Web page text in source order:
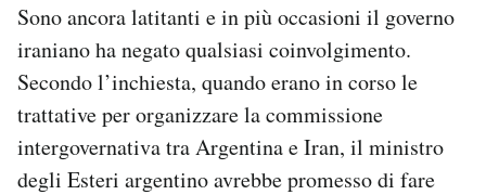
Sono ancora latitanti e in più occasioni il governo
iraniano ha negato qualsiasi coinvolgimento.
Secondo l’inchiesta, quando erano in corso le
trattative per organizzare la commissione
intergovernativa tra Argentina e Iran, il ministro
degli Esteri argentino avrebbe promesso di fare